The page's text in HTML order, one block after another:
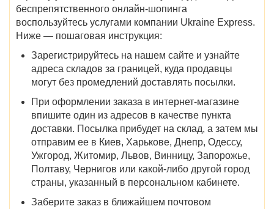
беспрепятственного онлайн-шопинга
воспользуйтесь услугами компании Ukraine Express.
Ниже — пошаговая инструкция:
Зарегистрируйтесь на нашем сайте и узнайте
адреса складов за границей, куда продавцы
могут без промедлений доставлять посылки.
При оформлении заказа в интернет-магазине
впишите один из адресов в качестве пункта
доставки. Посылка прибудет на склад, а затем мы
отправим ее в Киев, Харькове, Днепр, Одессу,
Ужгород, Житомир, Львов, Винницу, Запорожье,
Полтаву, Чернигов или какой-либо другой город
страны, указанный в персональном кабинете.
Заберите заказ в ближайшем почтовом